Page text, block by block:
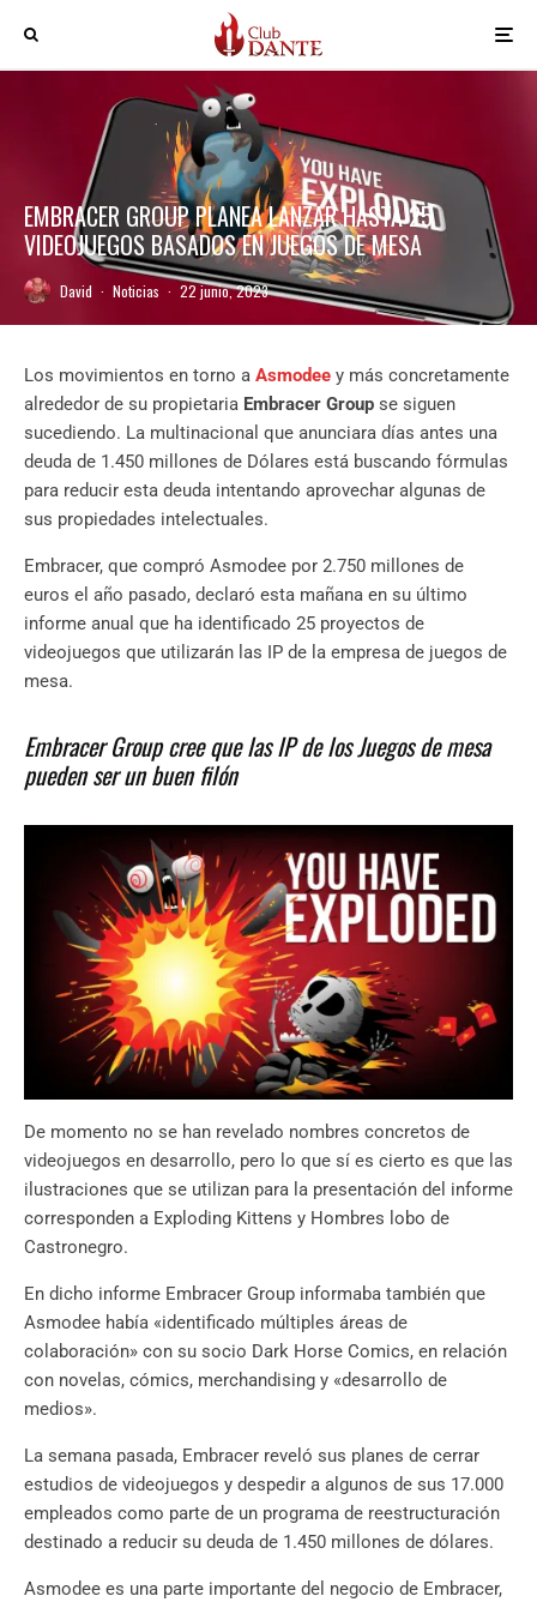
EMBRACER GROUP PLANEA LANZAR HASTA 25
VIDEOJUEGOS BASADOS EN JUEGOS DE MESA
David · Noticias · 22 junio, 2023
Los movimientos en torno a Asmodee y más concretamente
alrededor de su propietaria Embracer Group se siguen
sucediendo. La multinacional que anunciara días antes una
deuda de 1.450 millones de Dólares está buscando fórmulas
para reducir esta deuda intentando aprovechar algunas de
sus propiedades intelectuales.
Embracer, que compró Asmodee por 2.750 millones de
euros el año pasado, declaró esta mañana en su último
informe anual que ha identificado 25 proyectos de
videojuegos que utilizarán las IP de la empresa de juegos de
mesa.
Embracer Group cree que las IP de los Juegos de mesa
pueden ser un buen filón
De momento no se han revelado nombres concretos de
videojuegos en desarrollo, pero lo que sí es cierto es que las
ilustraciones que se utilizan para la presentación del informe
corresponden a Exploding Kittens y Hombres lobo de
Castronegro.
En dicho informe Embracer Group informaba también que
Asmodee había «identificado múltiples áreas de
colaboración» con su socio Dark Horse Comics, en relación
con novelas, cómics, merchandising y «desarrollo de
medios».
La semana pasada, Embracer reveló sus planes de cerrar
estudios de videojuegos y despedir a algunos de sus 17.000
empleados como parte de un programa de reestructuración
destinado a reducir su deuda de 1.450 millones de dólares.
Asmodee es una parte importante del negocio de Embracer,